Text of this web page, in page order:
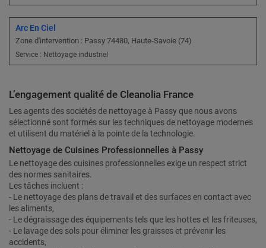
Arc En Ciel
Zone d'intervention : Passy 74480, Haute-Savoie (74)
Service : Nettoyage industriel
L’engagement qualité de Cleanolia France
Les agents des sociétés de nettoyage à Passy que nous avons
sélectionné sont formés sur les techniques de nettoyage modernes
et utilisent du matériel à la pointe de la technologie.
Nettoyage de Cuisines Professionnelles à Passy
Le nettoyage des cuisines professionnelles exige un respect strict
des normes sanitaires.
Les tâches incluent :
- Le nettoyage des plans de travail et des surfaces en contact avec
les aliments,
- Le dégraissage des équipements tels que les hottes et les friteuses,
- Le lavage des sols pour éliminer les graisses et prévenir les
accidents,